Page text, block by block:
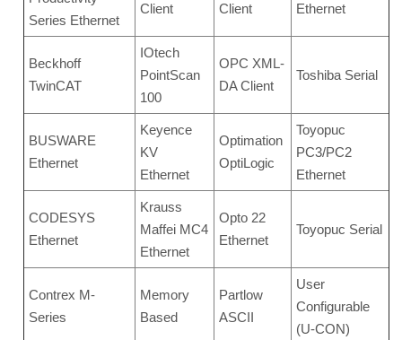
Series Ethernet
Client Client Ethernet
Beckhoff
TwinCAT
IOtech
PointScan
100
OPC XML-
DA Client
Toshiba Serial
BUSWARE
Ethernet
Keyence
KV
Ethernet
Optimation
OptiLogic
Toyopuc
PC3/PC2
Ethernet
CODESYS
Ethernet
Krauss
Maffei MC4
Ethernet
Opto 22
Ethernet
Toyopuc Serial
Contrex M-
Series
Memory
Based
Partlow
ASCII
User
Configurable
(U-CON)